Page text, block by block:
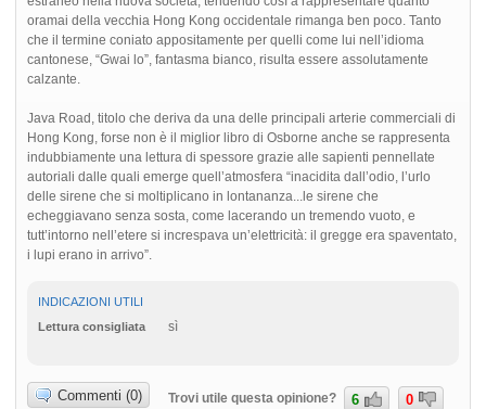
oramai della vecchia Hong Kong occidentale rimanga ben poco. Tanto
che il termine coniato appositamente per quelli come lui nell’idioma
cantonese, “Gwai lo”, fantasma bianco, risulta essere assolutamente
calzante.
Java Road, titolo che deriva da una delle principali arterie commerciali di
Hong Kong, forse non è il miglior libro di Osborne anche se rappresenta
indubbiamente una lettura di spessore grazie alle sapienti pennellate
autoriali dalle quali emerge quell’atmosfera “inacidita dall’odio, l’urlo
delle sirene che si moltiplicano in lontananza...le sirene che
echeggiavano senza sosta, come lacerando un tremendo vuoto, e
tutt’intorno nell’etere si increspava un’elettricità: il gregge era spaventato,
i lupi erano in arrivo”.
INDICAZIONI UTILI
Lettura consigliata
sì
Commenti (0) Trovi utile questa opinione? 6 0